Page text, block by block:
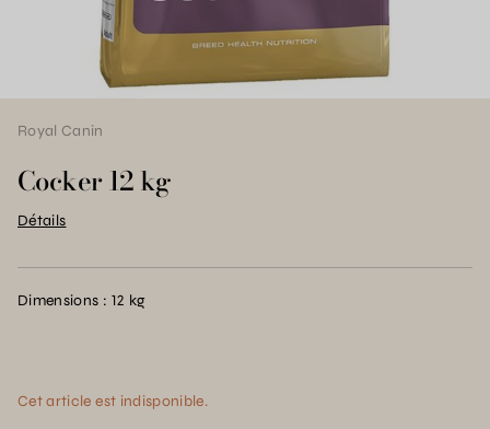
Royal Canin
Cocker 12 kg
Détails
Dimensions : 12 kg
Cet article est indisponible.